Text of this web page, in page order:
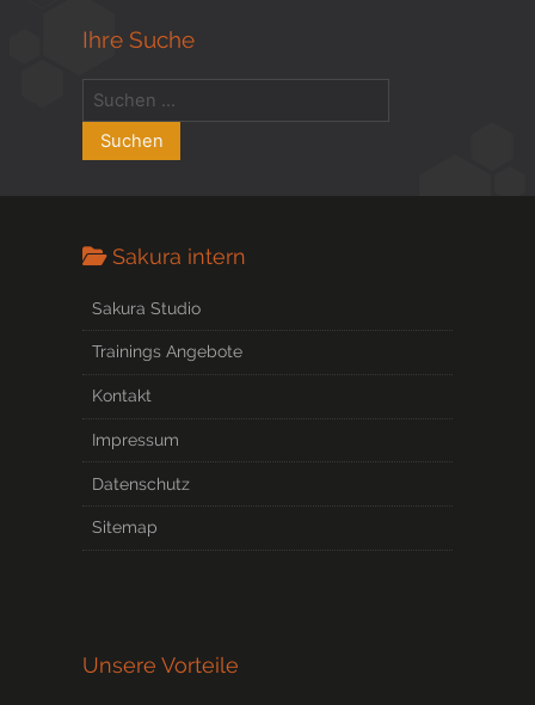
Ihre Suche
Sakura intern
Sakura Studio
Trainings Angebote
Kontakt
Impressum
Datenschutz
Sitemap
Unsere Vorteile